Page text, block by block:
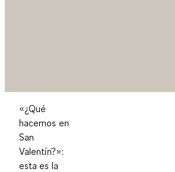
«¿Qué
hacemos en
San
Valentín?»:
esta es la